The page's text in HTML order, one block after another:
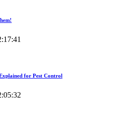
for Pest Control